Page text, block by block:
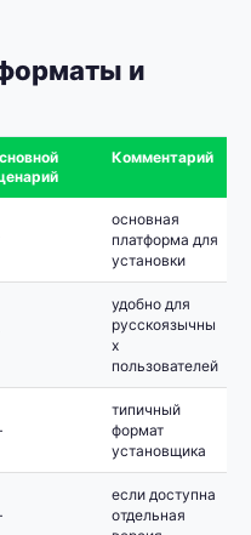
и
Комментарий
основная
платформа для
установки
удобно для
русскоязычны
х
пользователей
типичный
формат
установщика
если доступна
отдельная